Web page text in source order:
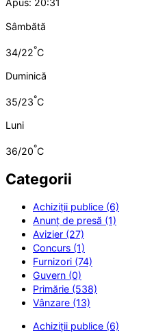
Apus: 20:31
Sâmbătă
34/22°C
Duminică
35/23°C
Luni
36/20°C
Categorii
Achiziții publice (6)
Anunț de presă (1)
Avizier (27)
Concurs (1)
Furnizori (74)
Guvern (0)
Primărie (538)
Vânzare (13)
Achiziții publice (6)